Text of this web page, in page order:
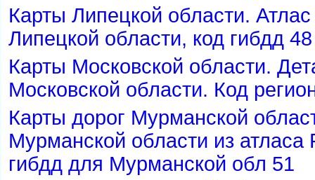
Карты Липецкой области.
Липецкой области, код гибдд 48
Карты Московской области.
Московской области. Код
Карты дорог Мурманской
Мурманской области из атласа
ибдд для Мурманской обл 51